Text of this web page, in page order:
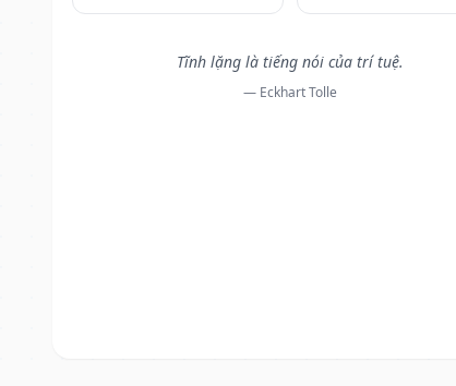
Tĩnh lặng là tiếng nói của trí tuệ.
— Eckhart Tolle